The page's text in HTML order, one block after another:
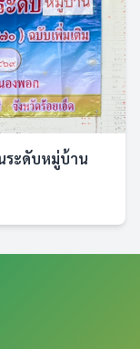
ระดับหมู่บ้าน